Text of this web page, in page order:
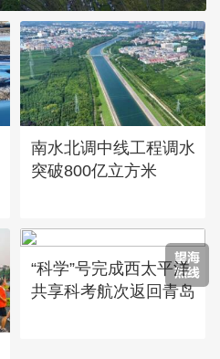
南水北调中线工程调水
突破800亿立方米
“科学”号完成西太平洋
共享科考航次返回青岛